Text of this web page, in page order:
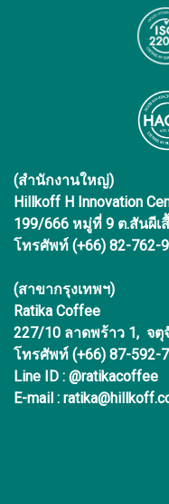
(สำนักงานใหญ่)
Hillkoff H Innovation
199/666 หมู่ที่ 9 ต.สันผีเ
โทรศัพท์ (+66) 82-762-
(สาขากรุงเทพฯ)
Ratika Coffee
227/10 ลาดพร้าว 1, จตุ
โทรศัพท์ (+66) 87-592-
Line ID : @ratikacoffee
E-mail :